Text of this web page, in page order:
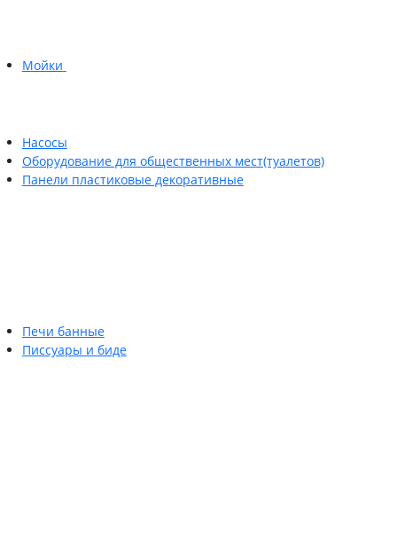
Мойки
Насосы
Оборудование для общественных мест(туалетов)
Панели пластиковые декоративные
Печи банные
Писсуары и биде